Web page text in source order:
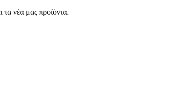
τα νέα μας προϊόντα.